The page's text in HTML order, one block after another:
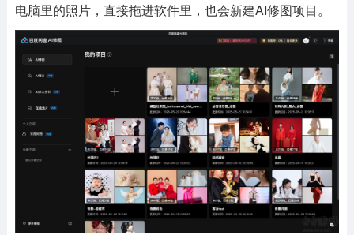
电脑里的照片，直接拖进软件里，也会新建AI修图项目。